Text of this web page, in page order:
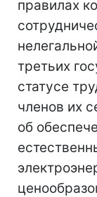
правилах
третьих
статусе
членов их
об